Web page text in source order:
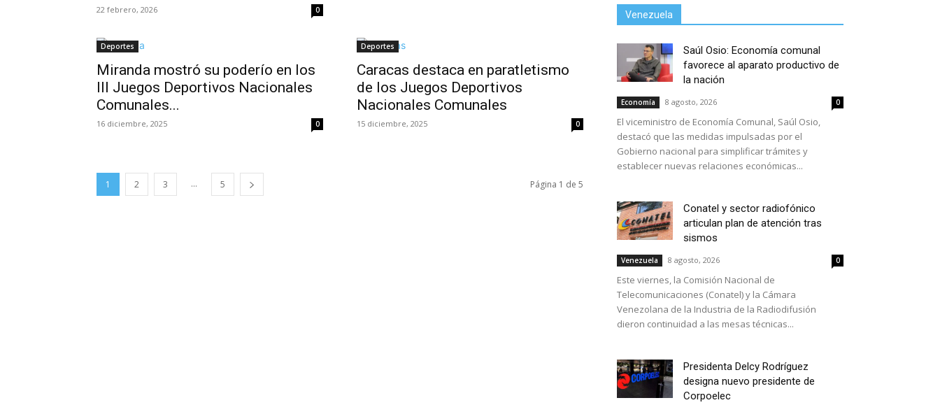
22 febrero, 2026 0
Deportes
Miranda mostró su poderío en los
III Juegos Deportivos Nacionales
Comunales...
16 diciembre, 2025 0
Deportes
Caracas destaca en paratletismo
de los Juegos Deportivos
Nacionales Comunales
15 diciembre, 2025 0
1 2 3 ... 5 Página 1 de 5
Venezuela
Saúl Osio: Economía comunal
favorece al aparato productivo de
la nación
Economía 8 agosto, 2026 0
El viceministro de Economía Comunal, Saúl Osio,
destacó que las medidas impulsadas por el
Gobierno nacional para simplificar trámites y
establecer nuevas relaciones económicas...
Conatel y sector radiofónico
articulan plan de atención tras
sismos
Venezuela 8 agosto, 2026 0
Este viernes, la Comisión Nacional de
Telecomunicaciones (Conatel) y la Cámara
Venezolana de la Industria de la Radiodifusión
dieron continuidad a las mesas técnicas...
Presidenta Delcy Rodríguez
designa nuevo presidente de
Corpoelec